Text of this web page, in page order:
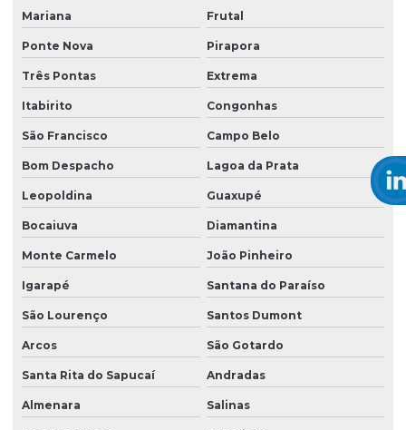
Mariana Frutal
Ponte Nova Pirapora
Três Pontas Extrema
Itabirito Congonhas
São Francisco Campo Belo
Bom Despacho Lagoa da Prata
Leopoldina Guaxupé
Bocaiuva Diamantina
Monte Carmelo João Pinheiro
Igarapé Santana do Paraíso
São Lourenço Santos Dumont
Arcos São Gotardo
Santa Rita do Sapucaí Andradas
Almenara Salinas